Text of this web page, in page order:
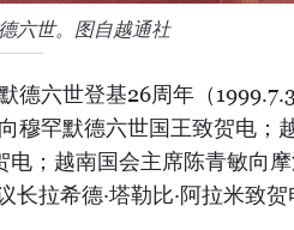
六世。图自越通社
六世登基26周年（
穆罕默德六世国王致贺电；
电；越南国会主席陈青敏向
拉希德·塔勒比·阿拉米致贺